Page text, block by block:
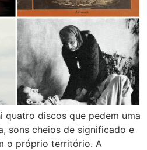
quatro discos que pedem uma
sons cheios de significado e
o próprio território. A